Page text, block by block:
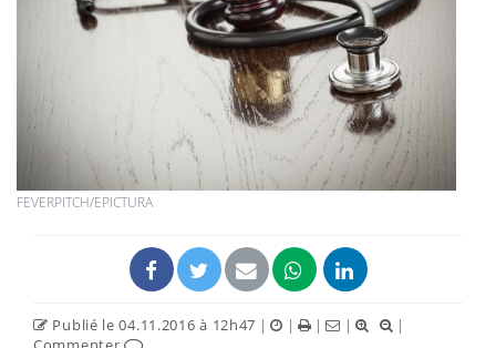
FEVERPITCH/EPICTURA
Publié le 04.11.2016 à 12h47 | | | |
|